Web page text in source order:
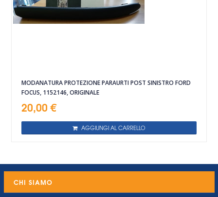
MODANATURA PROTEZIONE PARAURTI POST SINISTRO FORD
FOCUS, 1152146, ORIGINALE
20,00 €
AGGIUNGI AL CARRELLO
CHI SIAMO